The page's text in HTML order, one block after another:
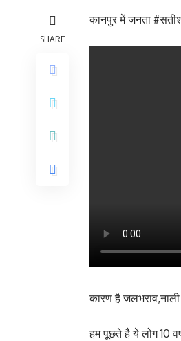
SHARE
कानपुर में जनता
कारण है जलभराव,नाली
हम पूछते है ये लोग 10